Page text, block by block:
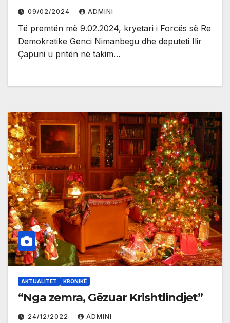
09/02/2024 ADMINI
Të premtën më 9.02.2024, kryetari i Forcës së Re
Demokratike Genci Nimanbegu dhe deputeti Ilir
Çapuni u pritën në takim…
AKTUALITET KRONIKË
“Nga zemra, Gëzuar Krishtlindjet”
24/12/2022 ADMINI